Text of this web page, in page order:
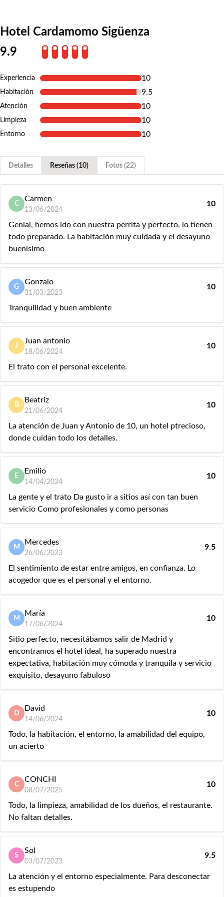
Hotel Cardamomo Sigüenza
9.9
Experiencia 10
Habitación 9.5
Atención 10
Limpieza 10
Entorno 10
Detalles Reseñas (10) Fotos (22)
C
Carmen
13/06/2024
10
Genial, hemos ido con nuestra perrita y perfecto, lo tienen
todo preparado. La habitación muy cuidada y el desayuno
buenísimo
G
Gonzalo
31/03/2023
10
Tranquilidad y buen ambiente
J
Juan antonio
18/06/2024
10
El trato con el personal excelente.
B
Beatriz
21/06/2024
10
La atención de Juan y Antonio de 10, un hotel ptrecioso,
donde cuidan todo los detalles.
E
Emilio
14/04/2024
10
La gente y el trato Da gusto ir a sitios así con tan buen
servicio Como profesionales y como personas
M
Mercedes
26/06/2023
9.5
El sentimiento de estar entre amigos, en confianza. Lo
acogedor que es el personal y el entorno.
M
María
17/06/2024
10
Sitio perfecto, necesitábamos salir de Madrid y
encontramos el hotel ideal, ha superado nuestra
expectativa, habitación muy cómoda y tranquila y servicio
exquisito, desayuno fabuloso
D
David
14/06/2024
10
Todo, la habitación, el entorno, la amabilidad del equipo,
un acierto
C
CONCHI
08/07/2025
10
Todo, la limpieza, amabilidad de los dueños, el restaurante.
No faltan detalles.
S
Sol
03/07/2023
9.5
La atención y el entorno especialmente. Para desconectar
es estupendo